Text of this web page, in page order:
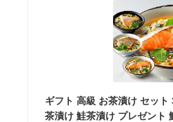
ギフト 高級 お茶漬け セッ
茶漬け 鮭茶漬け プレゼント